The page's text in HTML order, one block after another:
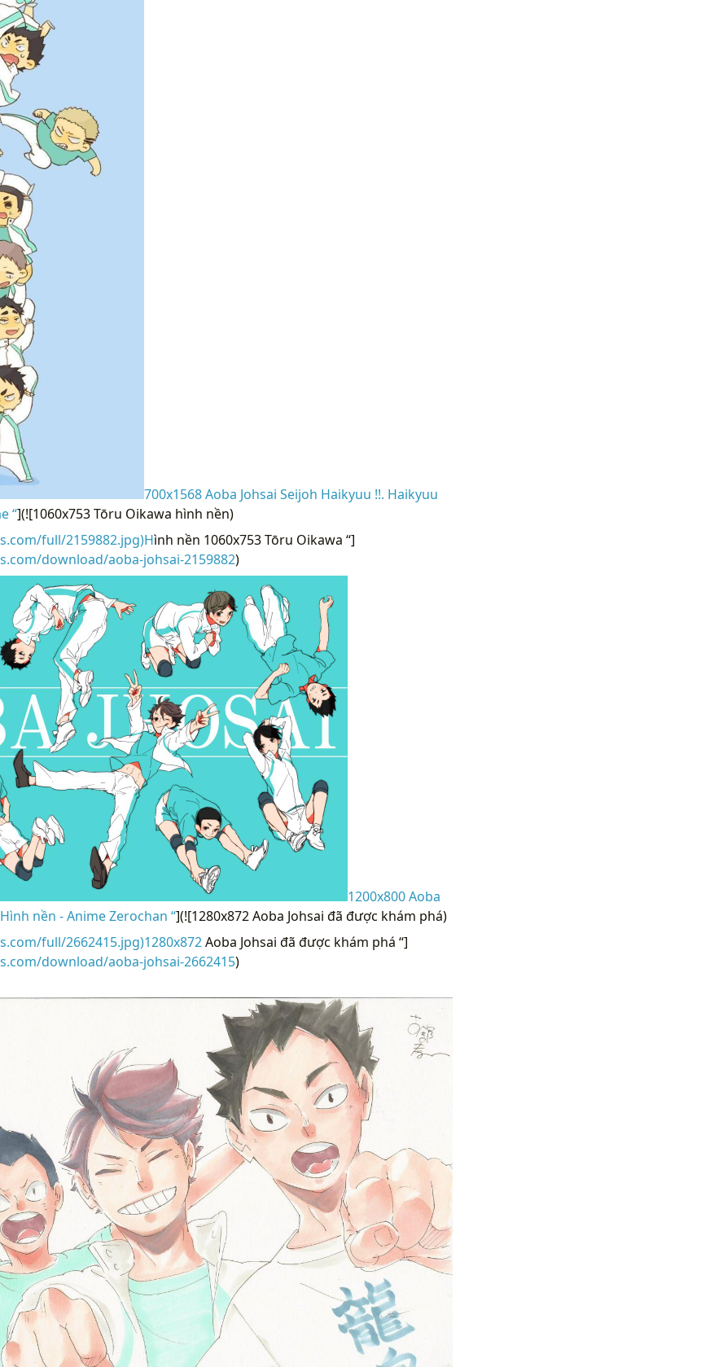
700x1568 Aoba Johsai Seijoh Haikyuu !!. Haikyuu
“](![1060x753 Tōru Oikawa hình nền)
full/2159882.jpg)Hình nền 1060x753 Tōru Oikawa “]
download/aoba-johsai-2159882)
1200x800 Aoba
nền - Anime Zerochan “](![1280x872 Aoba Johsai đã được khám phá)
full/2662415.jpg)1280x872Aoba Johsai đã được khám phá “]
download/aoba-johsai-2662415)